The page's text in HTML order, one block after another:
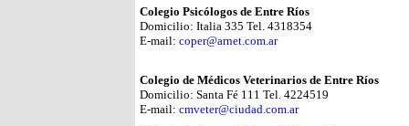
Colegio Psicólogos de Entre Ríos
Domicilio: Italia 335 Tel. 4318354
E-mail: coper@arnet.com.ar
Colegio de Médicos Veterinarios de Entre Ríos
Domicilio: Santa Fé 111 Tel. 4224519
E-mail: cmveter@ciudad.com.ar